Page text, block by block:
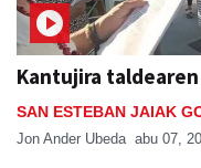
Kantujira
SAN ESTEBAN JAIAK
Jon Ander Ubeda abu 07,